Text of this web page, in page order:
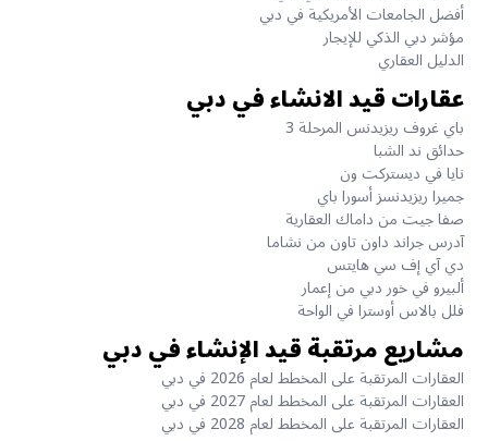
أفضل الجامعات الأمريكية في دبي
مؤشر دبي الذكي للإيجار
الدليل العقاري
عقارات قيد الانشاء في دبي
باي غروف ريزيدنس المرحلة 3
حدائق ند الشبا
نايا في ديستركت ون
جميرا ريزيدنسز أسورا باي
صفا جيت من داماك العقارية
آدرس جراند داون تاون من نشاما
دي آي إف سي هايتس
ألبيرو في خور دبي من إعمار
فلل بالاس أوسترا في الواحة
مشاريع مرتقبة قيد الإنشاء في دبي
العقارات المرتقبة على المخطط لعام 2026 في دبي
العقارات المرتقبة على المخطط لعام 2027 في دبي
العقارات المرتقبة على المخطط لعام 2028 في دبي